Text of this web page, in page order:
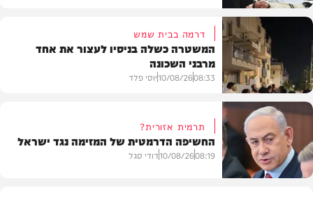
חדשות
חרדים
דרמה בבית שמש
המשטרה כשלה בניסיו לעצור את אחד
מרבני השכונה
08:33
10/08/26יוסי פלד
תרמית אזורית?
החשיפה הדרמטית של המזימה נגד ישראל
08:19
10/08/26דודי סגל